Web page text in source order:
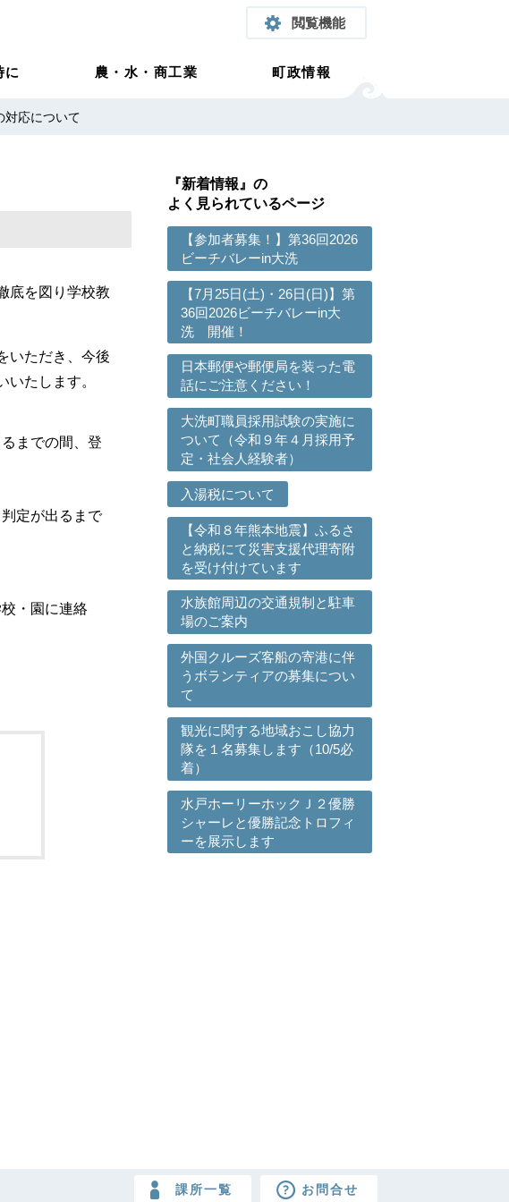
閲覧機能
に 農・水・商工業 町政情報
対応について
底を図り学校教
いただき、今後
たします。
までの間、登
定が出るまで
・園に連絡
『新着情報』の
よく見られているページ
【参加者募集！】第36回2026
ビーチバレーin大洗
【7月25日(土)・26日(日)】第
36回2026ビーチバレーin大
洗 開催！
日本郵便や郵便局を装った電
話にご注意ください！
大洗町職員採用試験の実施に
ついて（令和９年４月採用予
定・社会人経験者）
入湯税について
【令和８年熊本地震】ふるさ
と納税にて災害支援代理寄附
を受け付けています
水族館周辺の交通規制と駐車
場のご案内
外国クルーズ客船の寄港に伴
うボランティアの募集につい
て
観光に関する地域おこし協力
隊を１名募集します（10/5必
着）
水戸ホーリーホックＪ２優勝
シャーレと優勝記念トロフィ
ーを展示します
課所一覧 お問合せ